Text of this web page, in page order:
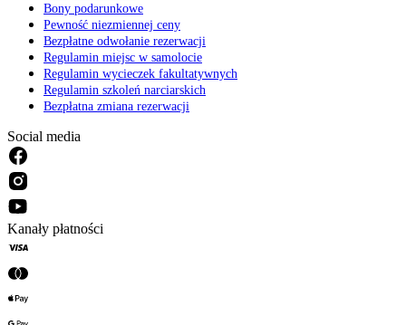
Bony podarunkowe
Pewność niezmiennej ceny
Bezpłatne odwołanie rezerwacji
Regulamin miejsc w samolocie
Regulamin wycieczek fakultatywnych
Regulamin szkoleń narciarskich
Bezpłatna zmiana rezerwacji
Social media
Kanały płatności